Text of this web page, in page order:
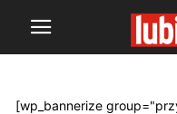
[wp_bannerize